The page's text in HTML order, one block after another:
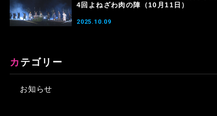
4回よねざわ肉の陣（10月11日）
2025.10.09
カテゴリー
お知らせ